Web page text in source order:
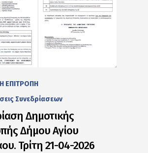
ΕΠΙΤΡΟΠΗ
Συνεδρίασεων
Δημοτικής
Δήμου Αγίου
Τρίτη 21-04-2026